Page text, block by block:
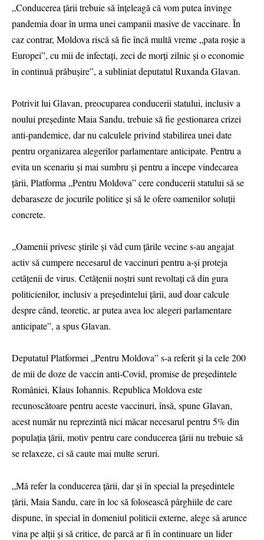
„Conducerea țării trebuie să înțeleagă că vom putea învinge
pandemia doar în urma unei campanii masive de vaccinare. În
caz contrar, Moldova riscă să fie încă multă vreme „pata roşie a
Europei”, cu mii de infectați, zeci de morți zilnic și o economie
în continuă prăbușire”, a subliniat deputatul Ruxanda Glavan.
Potrivit lui Glavan, preocuparea conducerii statului, inclusiv a
noului președinte Maia Sandu, trebuie să fie gestionarea crizei
anti-pandemice, dar nu calculele privind stabilirea unei date
pentru organizarea alegerilor parlamentare anticipate. Pentru a
evita un scenariu și mai sumbru și pentru a începe vindecarea
țării, Platforma „Pentru Moldova” cere conducerii statului să se
debaraseze de jocurile politice şi să le ofere oamenilor soluţii
concrete.
„Oamenii privesc știrile și văd cum țările vecine s-au angajat
activ să cumpere necesarul de vaccinuri pentru a-și proteja
cetățenii de virus. Cetățenii noștri sunt revoltați că din gura
politicienilor, inclusiv a președintelui țării, aud doar calcule
despre când, teoretic, ar putea avea loc alegeri parlamentare
anticipate”, a spus Glavan.
Deputatul Platformei „Pentru Moldova” s-a referit și la cele 200
de mii de doze de vaccin anti-Covid, promise de președintele
României, Klaus Iohannis. Republica Moldova este
recunoscătoare pentru aceste vaccinuri, însă, spune Glavan,
acest număr nu reprezintă nici măcar necesarul pentru 5% din
populația țării, motiv pentru care conducerea țării nu trebuie să
se relaxeze, ci să caute mai multe seruri.
„Mă refer la conducerea țării, dar și în special la președintele
țării, Maia Sandu, care în loc să folosească pârghiile de care
dispune, în special în domeniul politicii externe, alege să arunce
vina pe alții și să critice, de parcă ar fi în continuare un lider